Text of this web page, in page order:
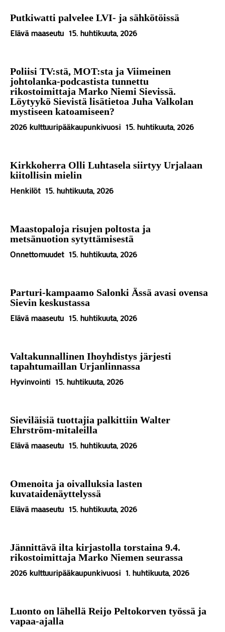
Putkiwatti palvelee LVI- ja sähkötöissä
Elävä maaseutu 15. huhtikuuta, 2026
Poliisi TV:stä, MOT:sta ja Viimeinen
johtolanka-podcastista tunnettu
rikostoimittaja Marko Niemi Sievissä.
Löytyykö Sievistä lisätietoa Juha Valkolan
mystiseen katoamiseen?
2026 kulttuuripääkaupunkivuosi 15. huhtikuuta, 2026
Kirkkoherra Olli Luhtasela siirtyy Urjalaan
kiitollisin mielin
Henkilöt 15. huhtikuuta, 2026
Maastopaloja risujen poltosta ja
metsänuotion sytyttämisestä
Onnettomuudet 15. huhtikuuta, 2026
Parturi-kampaamo Salonki Ässä avasi ovensa
Sievin keskustassa
Elävä maaseutu 15. huhtikuuta, 2026
Valtakunnallinen Ihoyhdistys järjesti
tapahtumaillan Urjanlinnassa
Hyvinvointi 15. huhtikuuta, 2026
Sieviläisiä tuottajia palkittiin Walter
Ehrström-mitaleilla
Elävä maaseutu 15. huhtikuuta, 2026
Omenoita ja oivalluksia lasten
kuvataidenäyttelyssä
Elävä maaseutu 15. huhtikuuta, 2026
Jännittävä ilta kirjastolla torstaina 9.4.
rikostoimittaja Marko Niemen seurassa
2026 kulttuuripääkaupunkivuosi 1. huhtikuuta, 2026
Luonto on lähellä Reijo Peltokorven työssä ja
vapaa-ajalla